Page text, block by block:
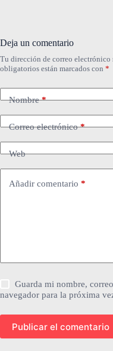
Deja un comentario
Tu dirección de correo electrónico
obligatorios están marcados con *
Nombre*
Correo electrónico*
Web
Añadir comentario *
Guarda mi nombre,
navegador para la próxima
Publicar el comentario